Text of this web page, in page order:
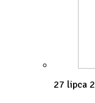
27 lipca